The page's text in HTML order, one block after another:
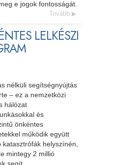
e jogok fontosságát.
Tovább
LELKÉSZI
nélküli segítségnyújtás
– ez a nemzetközi
hálózat
és
önkéntes
működik együtt
katasztrófák helyszínén,
mintegy 2 millió